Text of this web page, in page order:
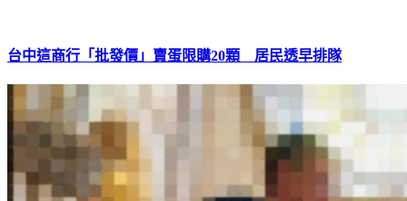
台中這商行「批發價」賣蛋限購20顆 居民透早排隊